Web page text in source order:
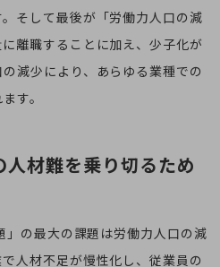
ドコモ mini ドコモBiz かけ放題
そして最後が「労働力人口の減
離職することに加え、少子化が
減少により、あらゆる業種での
す。
人材難を乗り切るため
の最大の課題は労働力人口の減
人材不足が慢性化し、従業員の